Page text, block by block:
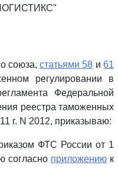
союза,статьями 58 и61
регулировании в
Федеральной
реестра таможенных
г. N 2012, приказываю:
ФТС России от 1
согласно приложению к